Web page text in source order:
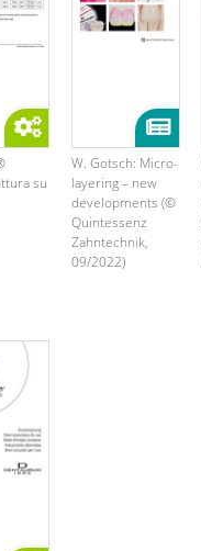
su
W. Gotsch: Micro-
layering – new
developments (©
Quintessenz
Zahntechnik,
09/2022)